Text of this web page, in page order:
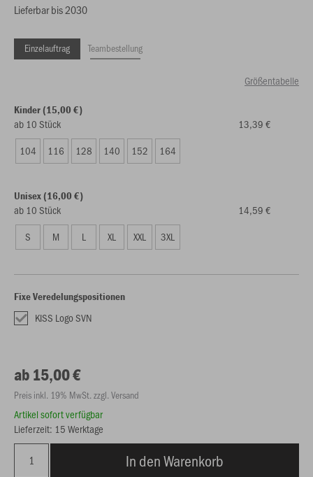
Lieferbar bis 2030
Einzelauftrag Teambestellung
Größentabelle
Kinder (15,00 €)
ab 10 Stück
13,39 €
104
116 128 140 152 164
Unisex (16,00 €)
ab 10 Stück
14,59 €
S
M L XL XXL 3XL
Fixe Veredelungspositionen
KISS Logo SVN
ab 15,00 €
Preis inkl. 19% MwSt. zzgl. Versand
Artikel sofort verfügbar
Lieferzeit: 15 Werktage
In den Warenkorb